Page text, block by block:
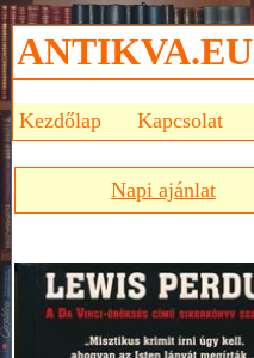
ANTIKVA.EU
Kezdőlap Kapcsolat
Napi ajánlat